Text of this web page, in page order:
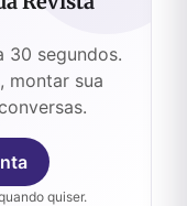
30 segundos.
montar sua
quiser.